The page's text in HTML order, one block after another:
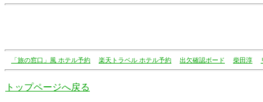
「旅の窓口」風 ホテル予約 楽天トラベル ホテル予約 出欠確認ボード 柴田淳
トップページへ戻る